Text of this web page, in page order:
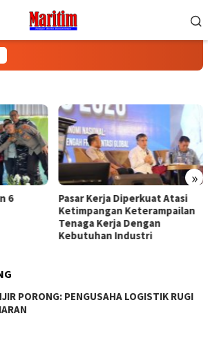
»
6
Pasar Kerja Diperkuat Atasi
Ketimpangan Keterampailan
Tenaga Kerja Dengan
Kebutuhan Industri
PORONG: PENGUSAHA LOGISTIK RUGI